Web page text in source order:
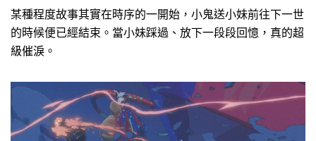
某種程度故事其實在時序的一開始，小鬼送小妹前往下一世
的時候便已經結束。當小妹踩過、放下一段段回憶，真的超
級催淚。